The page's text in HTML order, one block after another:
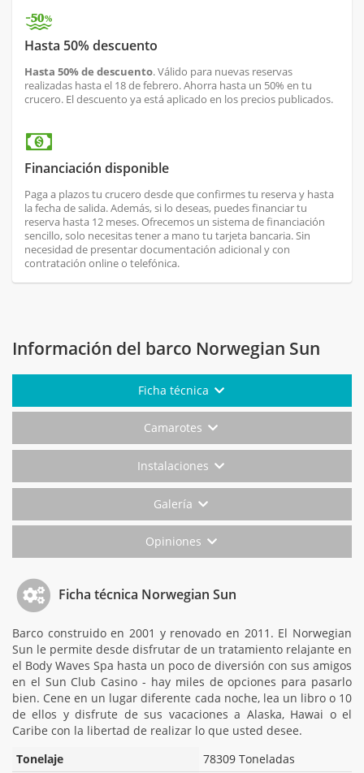
Hasta 50% descuento
Hasta 50% de descuento. Válido para nuevas reservas
realizadas hasta el 18 de febrero. Ahorra hasta un 50% en tu
crucero. El descuento ya está aplicado en los precios publicados.
Financiación disponible
Paga a plazos tu crucero desde que confirmes tu reserva y hasta
la fecha de salida. Además, si lo deseas, puedes financiar tu
reserva hasta 12 meses. Ofrecemos un sistema de financiación
sencillo, solo necesitas tener a mano tu tarjeta bancaria. Sin
necesidad de presentar documentación adicional y con
contratación online o telefónica.
Información del barco Norwegian Sun
Ficha técnica
Camarotes
Instalaciones
Galería
Opiniones
Ficha técnica Norwegian Sun
Barco construido en 2001 y renovado en 2011. El Norwegian
Sun le permite desde disfrutar de un tratamiento relajante en
el Body Waves Spa hasta un poco de diversión con sus amigos
en el Sun Club Casino - hay miles de opciones para pasarlo
bien. Cene en un lugar diferente cada noche, lea un libro o 10
de ellos y disfrute de sus vacaciones a Alaska, Hawai o el
Caribe con la libertad de realizar lo que usted desee.
Tonelaje
78309 Toneladas